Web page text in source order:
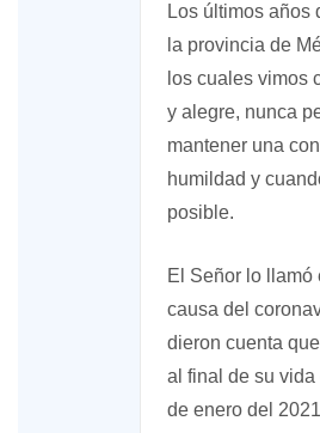
Los últimos años
la provincia de
los cuales vimos
y alegre, nunca
mantener una
humildad y
posible.
El Señor lo llamó
causa del
dieron cuenta
al final de su
de enero del